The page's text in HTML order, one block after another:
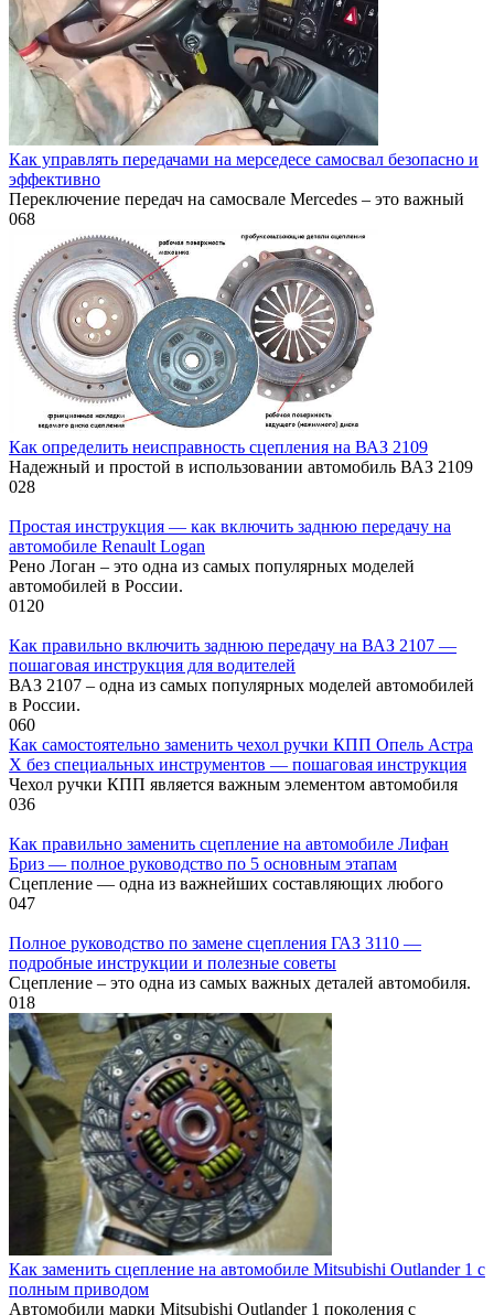
Как управлять передачами на мерседесе самосвал безопасно и
эффективно
Переключение передач на самосвале Mercedes – это важный
068
Как определить неисправность сцепления на ВАЗ 2109
Надежный и простой в использовании автомобиль ВАЗ 2109
028
Простая инструкция — как включить заднюю передачу на
автомобиле Renault Logan
Рено Логан – это одна из самых популярных моделей
автомобилей в России.
0120
Как правильно включить заднюю передачу на ВАЗ 2107 —
пошаговая инструкция для водителей
ВАЗ 2107 – одна из самых популярных моделей автомобилей
в России.
060
Как самостоятельно заменить чехол ручки КПП Опель Астра
Х без специальных инструментов — пошаговая инструкция
Чехол ручки КПП является важным элементом автомобиля
036
Как правильно заменить сцепление на автомобиле Лифан
Бриз — полное руководство по 5 основным этапам
Сцепление — одна из важнейших составляющих любого
047
Полное руководство по замене сцепления ГАЗ 3110 —
подробные инструкции и полезные советы
Сцепление – это одна из самых важных деталей автомобиля.
018
Как заменить сцепление на автомобиле Mitsubishi Outlander 1 с
полным приводом
Автомобили марки Mitsubishi Outlander 1 поколения с